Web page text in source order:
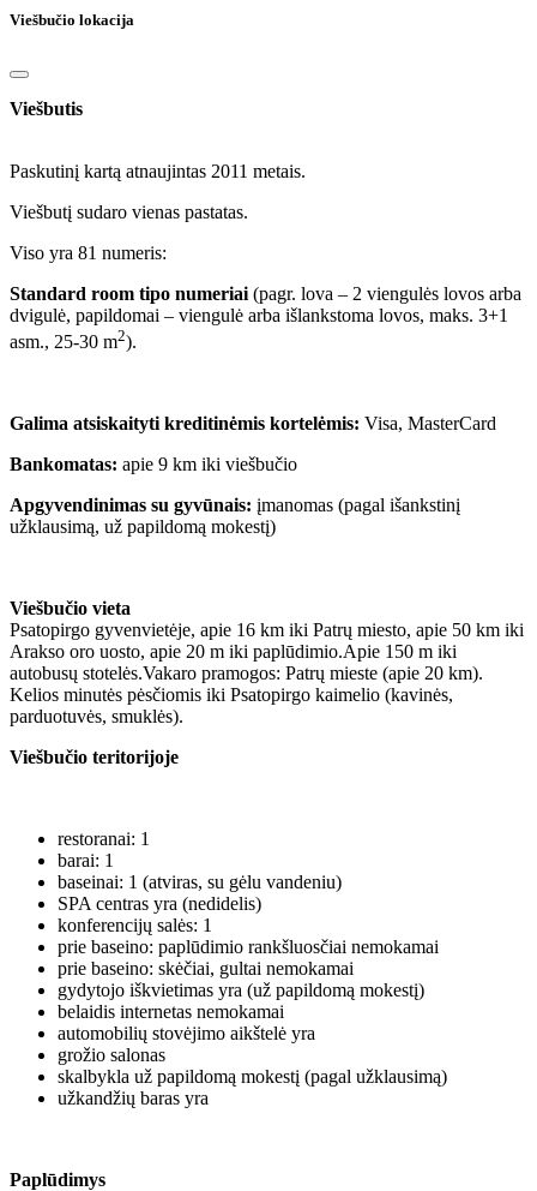
Viešbučio lokacija
Viešbutis
Paskutinį kartą atnaujintas 2011 metais.
Viešbutį sudaro vienas pastatas.
Viso yra 81 numeris:
Standard room tipo numeriai (pagr. lova – 2 viengulės lovos arba
dvigulė, papildomai – viengulė arba išlankstoma lovos, maks. 3+1
asm., 25-30 m2).
Galima atsiskaityti kreditinėmis kortelėmis: Visa, MasterCard
Bankomatas: apie 9 km iki viešbučio
Apgyvendinimas su gyvūnais: įmanomas (pagal išankstinį
užklausimą, už papildomą mokestį)
Viešbučio vieta
Psatopirgo gyvenvietėje, apie 16 km iki Patrų miesto, apie 50 km iki
Arakso oro uosto, apie 20 m iki paplūdimio.Apie 150 m iki
autobusų stotelės.Vakaro pramogos: Patrų mieste (apie 20 km).
Kelios minutės pėsčiomis iki Psatopirgo kaimelio (kavinės,
parduotuvės, smuklės).
Viešbučio teritorijoje
restoranai: 1
barai: 1
baseinai: 1 (atviras, su gėlu vandeniu)
SPA centras yra (nedidelis)
konferencijų salės: 1
prie baseino: paplūdimio rankšluosčiai nemokamai
prie baseino: skėčiai, gultai nemokamai
gydytojo iškvietimas yra (už papildomą mokestį)
belaidis internetas nemokamai
automobilių stovėjimo aikštelė yra
grožio salonas
skalbykla už papildomą mokestį (pagal užklausimą)
užkandžių baras yra
Paplūdimys